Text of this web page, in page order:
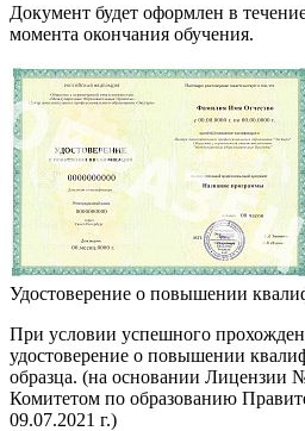
Документ будет оформлен в
момента окончания обучения.
Удостоверение о повышении
При условии успешного
удостоверение о повышении
образца. (на основании Лицензии
Комитетом по образованию
09.07.2021 г.)